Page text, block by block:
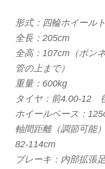
形式：四輪ホイール
全長：205cm
全高：107cm（ボン
管の上まで）
重量：600kg
タイヤ：前4.00-12
ホイールベース：
軸間距離（調節可能
82-114cm
ブレーキ：内部拡張